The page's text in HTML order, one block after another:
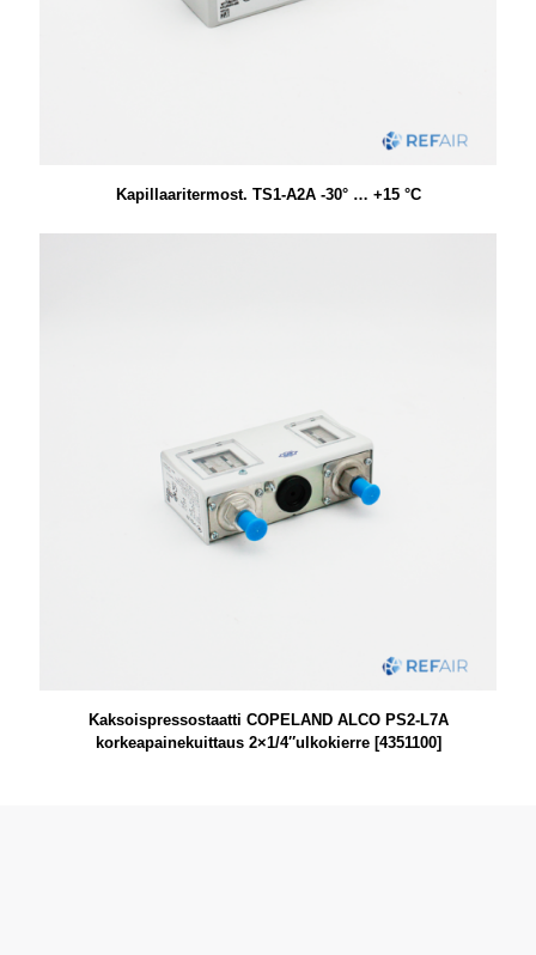
Kapillaaritermost. TS1-A2A -30° … +15 °C
Kaksoispressostaatti COPELAND ALCO PS2-L7A
korkeapainekuittaus 2×1/4″ulkokierre [4351100]